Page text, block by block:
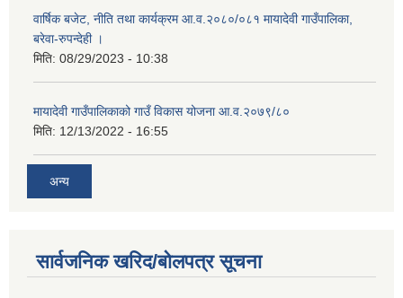
वार्षिक बजेट, नीति तथा कार्यक्रम आ.व.२०८०/०८१ मायादेवी गाउँपालिका,
बरेवा-रुपन्देही ।
मिति: 08/29/2023 - 10:38
मायादेवी गाउँपालिकाको गाउँ विकास योजना आ.व.२०७९/८०
मिति: 12/13/2022 - 16:55
अन्य
सार्वजनिक खरिद/बोलपत्र सूचना